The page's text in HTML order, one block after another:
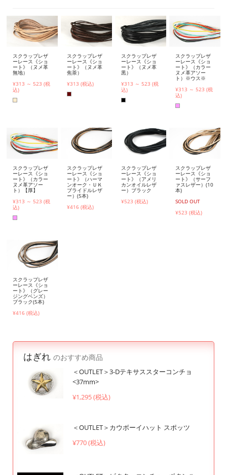
スクラップレザ
ーレース《ショ
ート》（ヌメ革
無地）
¥313 ～ 523 (税
込)
スクラップレザ
ーレース《ショ
ート》（ヌメ革
焦茶）
¥313 (税込)
スクラップレザ
ーレース《ショ
ート》（ヌメ革
黒）
¥313 ～ 523 (税
込)
スクラップレザ
ーレース《ショ
ート》（カラー
ヌメ革アソー
ト）※ウス※
¥313 ～ 523 (税
込)
スクラップレザ
ーレース《ショ
ート》（カラー
ヌメ革アソー
ト）【厚】
¥313 ～ 523 (税
込)
スクラップレザ
ーレース《ショ
ート》（ハーマ
ンオーク・ＵＫ
ブライドルレザ
ー）(5本)
¥416 (税込)
スクラップレザ
ーレース《ショ
ート》（アメリ
カンオイルレザ
ー）ブラック
¥523 (税込)
スクラップレザ
ーレース《ショ
ート》（サーフ
ァスレザー）(10
本)
SOLD OUT
¥523 (税込)
スクラップレザ
ーレース《ショ
ート》（グレー
ジングベンズ）
ブラック(5本)
¥416 (税込)
はぎれ のおすすめ商品
＜OUTLET＞3-Dテキサススターコンチョ
<37mm>
¥1,295 (税込)
＜OUTLET＞カウボーイハット スポッツ
¥770 (税込)